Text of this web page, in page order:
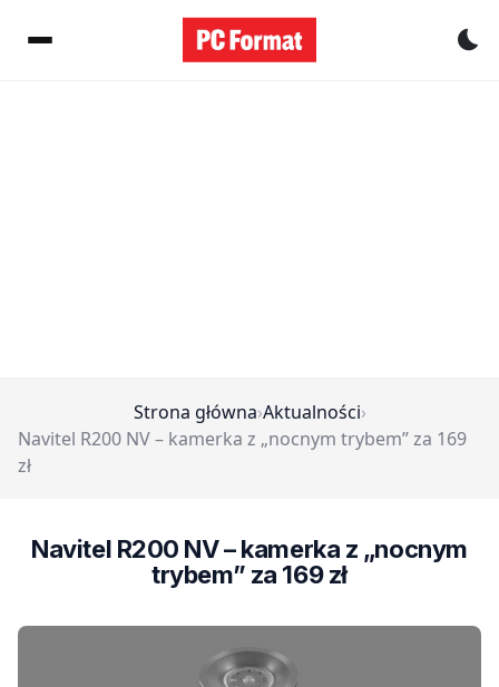
Strona główna›Aktualności›
Navitel R200 NV – kamerka z „nocnym trybem” za 169
zł
Navitel R200 NV – kamerka z „nocnym
trybem” za 169 zł